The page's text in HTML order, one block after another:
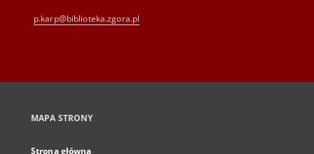
p.karp@biblioteka.zgora.pl
MAPA STRONY
Strona główna